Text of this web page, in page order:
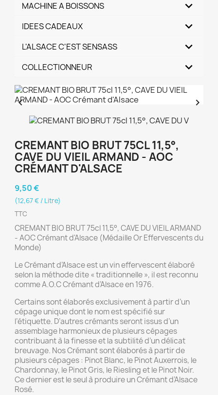
MACHINE A BOISSONS
IDEES CADEAUX
L'ALSACE C'EST SENSASS
COLLECTIONNEUR
 
CREMANT BIO BRUT 75CL 11,5°,
CAVE DU VIEIL ARMAND - AOC
CRÉMANT D'ALSACE
9,50 €
(12,67 € / Litre)
TTC
CREMANT BIO BRUT 75cl 11,5°, CAVE DU VIEIL ARMAND
- AOC Crémant d'Alsace (Médaille Or Effervescents du
Monde)
Le Crémant d’Alsace est un vin effervescent élaboré
selon la méthode dite « traditionnelle », il est reconnu
comme A.O.C Crémant d’Alsace en 1976.
Certains sont élaborés exclusivement à partir d’un
cépage unique dont le nom est spécifié sur
l’étiquette. D’autres crémants seront issus d’un
assemblage harmonieux de plusieurs cépages
contribuant à la finesse et la subtilité d’un délicat
breuvage. Nos Crémant sont élaborés à partir de
plusieurs cépages : Pinot Blanc, le Pinot Auxerrois, le
Chardonnay, le Pinot Gris, le Riesling et le Pinot Noir.
Ce dernier est le seul à produire un Crémant d’Alsace
Rosé.